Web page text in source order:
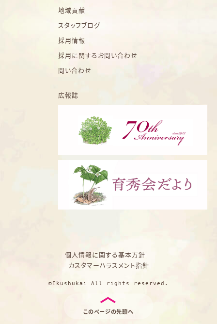
地域貢献
スタッフブログ
採用情報
採用に関するお問い合わせ
問い合わせ
広報誌
個人情報に関する基本方針
カスタマーハラスメント指針
©Ikushukai All rights reserved.